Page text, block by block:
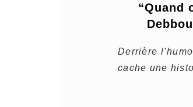
“Quand
Derrière
cache une